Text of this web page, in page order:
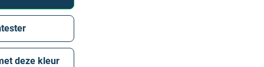
deze kleur